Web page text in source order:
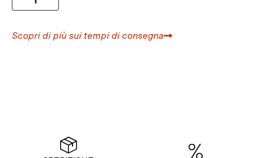
Scopri di più sui tempi di consegna